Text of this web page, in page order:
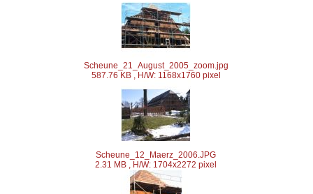
Scheune_21_August_2005_zoom.jpg
587.76 KB , H/W: 1168x1760 pixel
Scheune_12_Maerz_2006.JPG
2.31 MB , H/W: 1704x2272 pixel